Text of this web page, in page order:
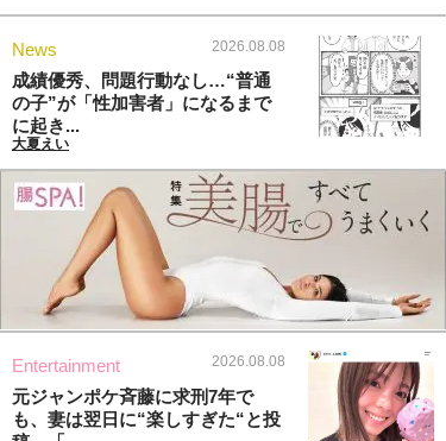
News 2026.08.08
成績優秀、問題行動なし…“普通
の子”が「性加害者」になるまで
に起き...
大夏えい
Entertainment 2026.08.08
元ジャンポケ斉藤に求刑7年で
も、妻は翌日に“楽しすぎた“と投